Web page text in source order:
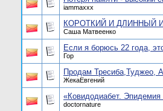
iammaxxx
КОРОТКИЙ И ДЛИННЫЙ
Саша Матвеенко
Если я борюсь 22 года,
Гор
Продам Тресиба,Туджео,
ЖекаЕвгений
«Ковидодиабет. Эпидемия
doctornature